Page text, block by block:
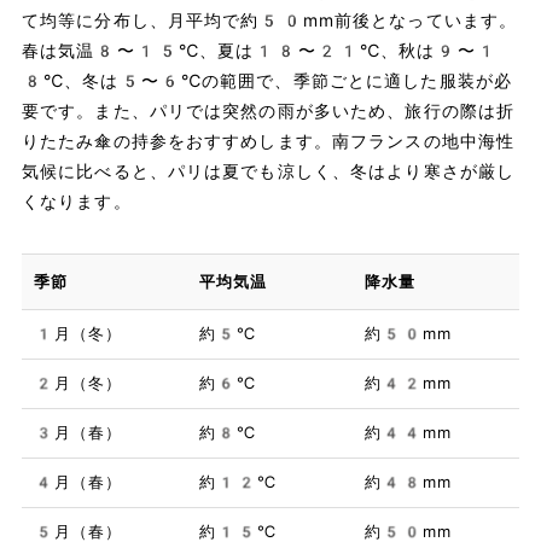
て均等に分布し、月平均で約50mm前後となっています。
春は気温8〜15℃、夏は18〜21℃、秋は9〜1
8℃、冬は5〜6℃の範囲で、季節ごとに適した服装が必
要です。また、パリでは突然の雨が多いため、旅行の際は折
りたたみ傘の持参をおすすめします。南フランスの地中海性
気候に比べると、パリは夏でも涼しく、冬はより寒さが厳し
くなります。
季節 平均気温 降水量
1月（冬） 約5℃ 約50mm
2月（冬） 約6℃ 約42mm
3月（春） 約8℃ 約44mm
4月（春） 約12℃ 約48mm
5月（春） 約15℃ 約50mm